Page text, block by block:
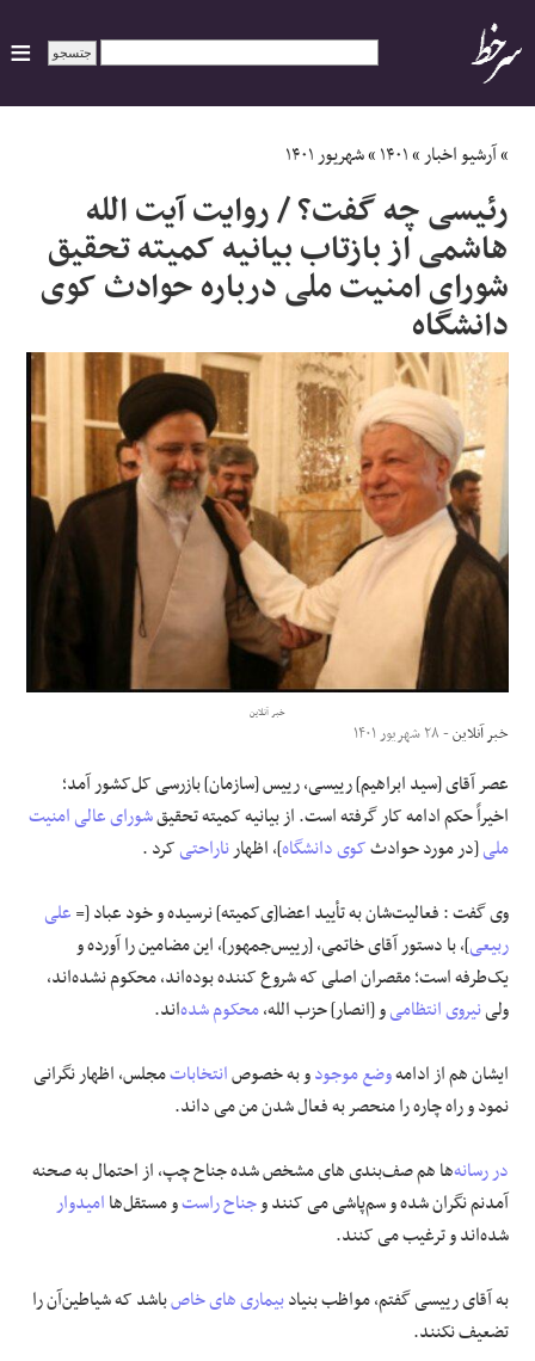
ایران
سیاسی
اقتصاد
ورزشی
جهان
اجتماعی
حوادث
علوم و فن آوری
فرهنگی و هنری
»آرشیو اخبار»۱۴۰۱»شهریور ۱۴۰۱
رئیسی چه گفت؟ / روایت آیت الله
هاشمی از بازتاب بیانیه کمیته تحقیق
شورای امنیت ملی درباره حوادث کوی
دانشگاه
خبر آنلاین
خبر آنلاین- ۲۸ شهریور ۱۴۰۱
عصر آقای [سید ابراهیم] رییسی، رییس [سازمان] بازرسی کل‌کشور آمد؛
اخیراً حکم ادامه کار گرفته است. از بیانیه کمیته تحقیقشورای عالی امنیت
ملی[در مورد حوادثکوی دانشگاه]، اظهارناراحتیکرد .
وی گفت : فعالیت‌شان به تأیید اعضا[ی‌کمیته] نرسیده و خود عباد [=علی
ربیعی]، با دستور آقای خاتمی، [رییس‌جمهور]، این مضامین را آورده و
یک‌طرفه است؛ مقصران اصلی که شروع کننده بوده‌اند، محکوم نشده‌اند،
ولینیروی انتظامیو [انصار] حزب‌ الله،محکوم شده‌اند.
ایشان هم از ادامهوضع موجودو به خصوصانتخاباتمجلس، اظهار نگرانی
نمود و راه چاره را منحصر به فعال شدن من می داند.
در رسانه‌ها هم صف‌بندی‌ های مشخص شده جناح چپ، از احتمال به صحنه
آمدنم نگران شده و سم‌پاشی می کنند وجناح راستو مستقل‌هاامیدوار
شده‌اند و ترغیب می کنند.
به آقای رییسی گفتم، مواظب بنیادبیماری های خاصباشد که شیاطین‌آن را
تضعیف نکنند.